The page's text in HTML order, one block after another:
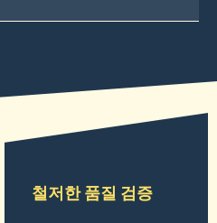
철저한 품질 검증